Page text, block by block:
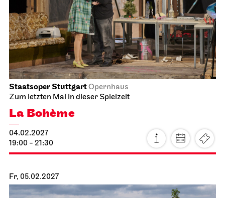
Staatsoper StuttgartOpernhaus
Zum letzten Mal in dieser Spielzeit
La Bohème
04.02.2027
19:00 - 21:30
Fr, 05.02.2027